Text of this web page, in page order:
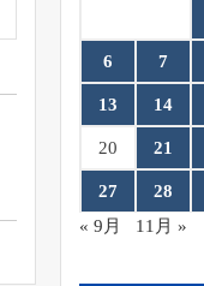
6 7
13 14
20 21
27 28
« 9月
11月 »